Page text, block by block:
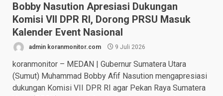
Bobby Nasution Apresiasi Dukungan
Komisi VII DPR RI, Dorong PRSU Masuk
Kalender Event Nasional
admin koranmonitor.com 9 Juli 2026
koranmonitor – MEDAN | Gubernur Sumatera Utara
(Sumut) Muhammad Bobby Afif Nasution mengapresiasi
dukungan Komisi VII DPR RI agar Pekan Raya Sumatera